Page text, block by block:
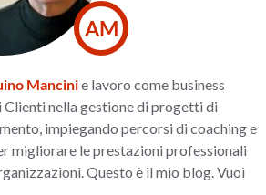
AM
Mancinie lavoro come business
Clienti nella gestione di progetti di
impiegando percorsi di coaching e
migliorare le prestazioni professionali
Questo è il mio blog. Vuoi